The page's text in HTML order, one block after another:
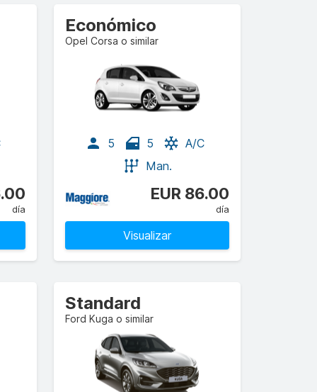
día
Económico
Opel Corsa o similar
5 5
A/C
Man.
EUR 86.00
día
Visualizar
Standard
Ford Kuga o similar